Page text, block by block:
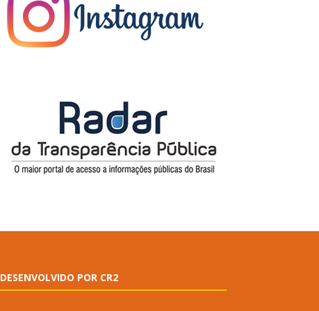
DESENVOLVIDO POR CR2